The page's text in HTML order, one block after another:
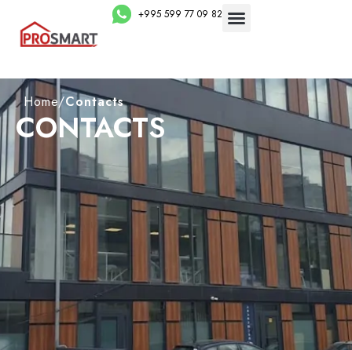
+995 599 77 09 82
Home/Contacts
CONTACTS